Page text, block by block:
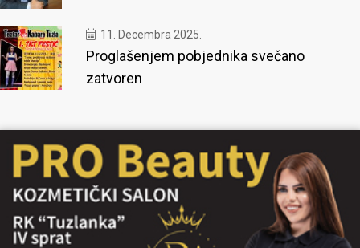
11. Decembra 2025.
Proglašenjem pobjednika svečano
zatvoren